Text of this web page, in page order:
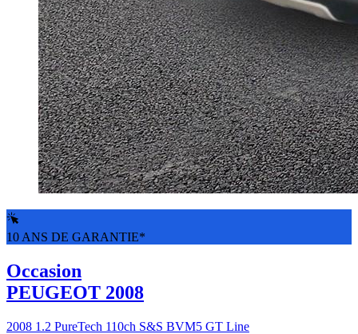
10 ANS DE GARANTIE*
Occasion
PEUGEOT 2008
2008 1.2 PureTech 110ch S&S BVM5 GT Line